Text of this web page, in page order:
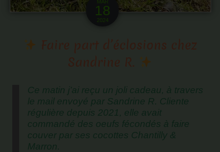
MAR
18
2024
Ce matin j’ai reçu un joli cadeau, à travers
le mail envoyé par Sandrine R. Cliente
régulière depuis 2021, elle avait
commandé des oeufs fécondés à faire
couver par ses cocottes Chantilly &
Marron.